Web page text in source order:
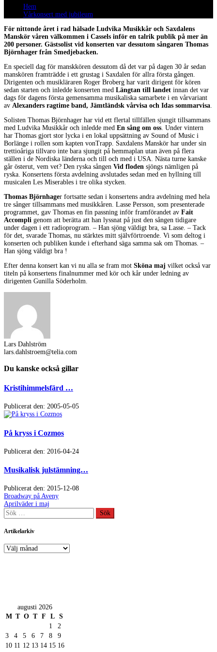
Hem
Vårkonsert med jubileum
För nittonde året i rad hälsade Ludvika Musikkår och Saxdalens
Manskör våren välkommen i Cassels inför en talrik publik på mer än
200 personer. Gästsolist vid konserten var dessutom sångaren Thomas
Björnhager från Smedjebacken.
En speciell dag för manskkören dessutom då det var på dagen 30 år sedan
manskören framträdde i ett grustag i Saxdalen för allra första gången.
Dirigenten och musikläraren Roger Broberg har varit dirigent för kören
sedan starten och inledde konserten med Längtan till landet innan det var
dags för dagens första gemensamma musikaliska samarbete i en vårvariant
av Alexanders ragtime band, Jämtländsk vårvisa och Idas sommarvisa
Solisten Thomas Björnhager har vid ett flertal tillfällen sjungit tillsammans
med Ludvika Musikkår och inledde med En sång om oss . Under vintern
har Thomas gjort stor lycka i en lokal uppsättning av Sound of Music i
Borlänge i rollen som kapten vonTrapp. Saxdalens Manskör har under sin
trettioåriga tillvaro inte bara sjungit på hemmaplan utan även på flera
ställen i de Nordiska länderna och till och med i USA. Nästa turne kanske
går österut, vem vet? Den ryska sången Vid floden sjöngs nämligen på
ryska. Konsertens första avdelning avslutades sedan med en hyllning till
musicalen Les Miserables i tre olika stycken.
Thomas Björnhager fortsatte sedan i konsertens andra avdelning med hela
tre sånger tillsammans med musikkåren. Lasse Persson, som presenterade
programmet, gav Thomas en fin passning inför framförandet av Fait
Accompli genom att berätta att han lyssnat på just den sången tidigare
under dagen i ett radioprogram. – Han sjöng väldigt bra, sa Lasse. – Tack
för det, svarade Thomas, nu stärktes mitt självförtroende. Vi som deltog i
konserten och publiken kunde i efterhand säga samma sak om Thomas. –
Han sjöng väldigt bra !
Efter denna konsert kan vi nu alla se fram mot Sköna maj vilket också var
titeln på konsertens finalnummer med kör och kår under ledning av
dirigenten Gunilla Söderholm.
Lars Dahlström
lars.dahlstroem@telia.com
Du kanske också gillar
Kristihimmelsfärd …
Publicerat den: 2005-05-05
På kryss i Cozmos
Publicerat den: 2016-04-24
Musikalisk julstämning…
Publicerat den: 2015-12-08
Inläggsnavigering
Föregående
inlägg:
Broadway på Aveny
Nästa
inlägg:
Aprilväder i maj
Sök
efter:
Artikelarkiv
Artikelarkiv
augusti 2026
M T O T F L
S
1
2
3
4 5 6 7 8
9
10 11 12 13 14 15 16